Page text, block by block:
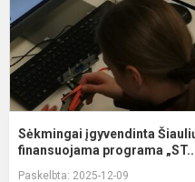
Sėkmingai įgyvendinta
finansuojama programa
Paskelbta: 2025-12-09